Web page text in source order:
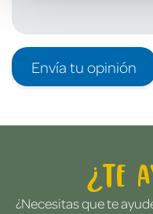
Envía tu opinión
¿Te
¿Necesitas que te